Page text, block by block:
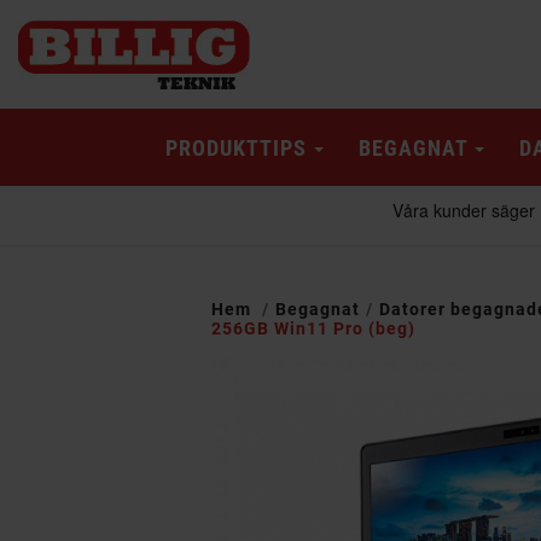
PRODUKTTIPS BEGAGNAT
Hem Begagnat
Datorer
256GB Win11 Pro (beg)